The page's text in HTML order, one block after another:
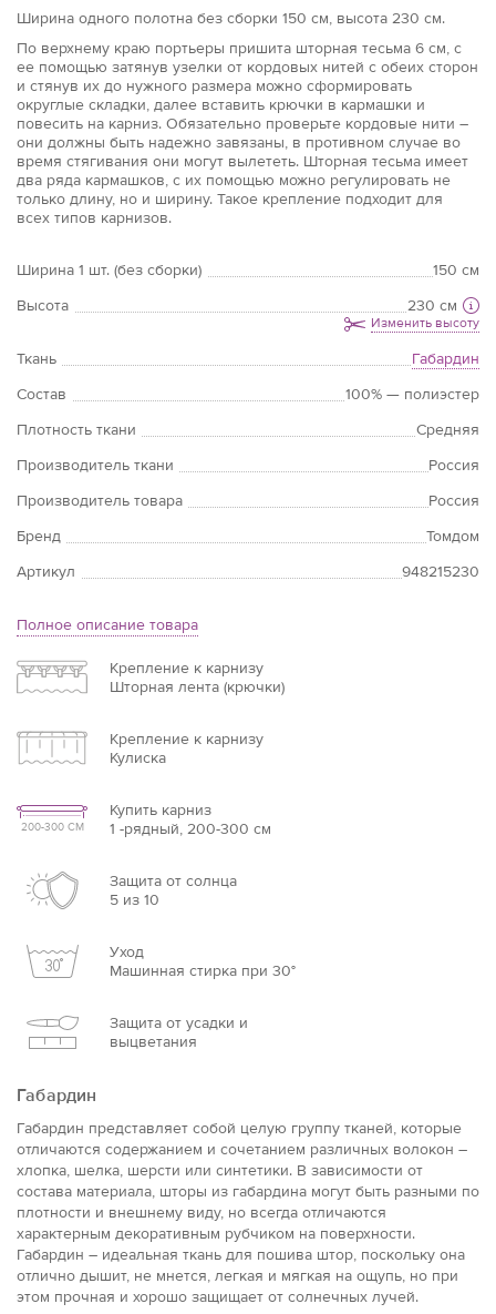
Ширина одного полотна без сборки 150 см, высота 230 см.
По верхнему краю портьеры пришита шторная тесьма 6 см, с
ее помощью затянув узелки от кордовых нитей с обеих сторон
и стянув их до нужного размера можно сформировать
округлые складки, далее вставить крючки в кармашки и
повесить на карниз. Обязательно проверьте кордовые нити –
они должны быть надежно завязаны, в противном случае во
время стягивания они могут вылететь. Шторная тесьма имеет
два ряда кармашков, с их помощью можно регулировать не
только длину, но и ширину. Такое крепление подходит для
всех типов карнизов.
Ширина 1 шт. (без сборки)
150 см
Высота
230 см
Изменить высоту
Ткань
Габардин
Состав
100% — полиэстер
Плотность ткани
Средняя
Производитель ткани
Россия
Производитель товара
Россия
Бренд
Томдом
Артикул
948215230
Полное описание товара
Крепление к карнизу
Шторная лента (крючки)
Крепление к карнизу
Кулиска
200-300 СМ
Купить карниз
1 -рядный, 200-300 см
Защита от солнца
5 из 10
Уход
Машинная стирка при 30°
Защита от усадки и
выцветания
Габардин
Габардин представляет собой целую группу тканей, которые
отличаются содержанием и сочетанием различных волокон –
хлопка, шелка, шерсти или синтетики. В зависимости от
состава материала, шторы из габардина могут быть разными по
плотности и внешнему виду, но всегда отличаются
характерным декоративным рубчиком на поверхности.
Габардин – идеальная ткань для пошива штор, поскольку она
отлично дышит, не мнется, легкая и мягкая на ощупь, но при
этом прочная и хорошо защищает от солнечных лучей.